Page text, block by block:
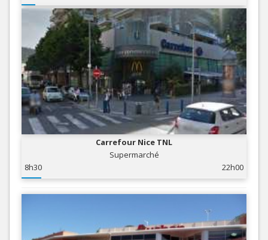
Carrefour Nice TNL
Supermarché
8h30
22h00